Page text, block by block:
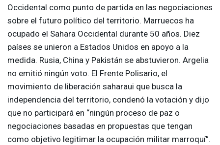
Occidental como punto de partida en las negociaciones
sobre el futuro político del territorio. Marruecos ha
ocupado el Sahara Occidental durante 50 años. Diez
países se unieron a Estados Unidos en apoyo a la
medida. Rusia, China y Pakistán se abstuvieron. Argelia
no emitió ningún voto. El Frente Polisario, el
movimiento de liberación saharaui que busca la
independencia del territorio, condenó la votación y dijo
que no participará en “ningún proceso de paz o
negociaciones basadas en propuestas que tengan
como objetivo legitimar la ocupación militar marroquí”.